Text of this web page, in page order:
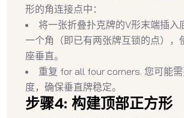
形的角连接点中：
将一张折叠扑克牌的V形末端插入
一个角（即已有两张牌互锁的点），
座垂直。
重复 for all four corners. 您可能
度，确保垂直牌稳定。
步骤4: 构建顶部正方形